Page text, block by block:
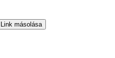
Link másolása